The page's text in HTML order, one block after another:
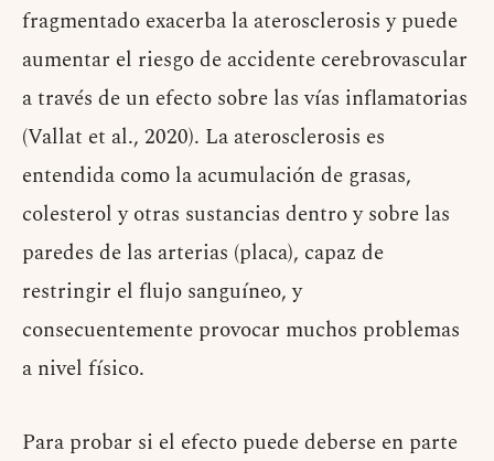
fragmentado exacerba la aterosclerosis y puede
aumentar el riesgo de accidente cerebrovascular
a través de un efecto sobre las vías inflamatorias
(Vallat et al., 2020). La aterosclerosis es
entendida como la acumulación de grasas,
colesterol y otras sustancias dentro y sobre las
paredes de las arterias (placa), capaz de
restringir el flujo sanguíneo, y
consecuentemente provocar muchos problemas
a nivel físico.
Para probar si el efecto puede deberse en parte